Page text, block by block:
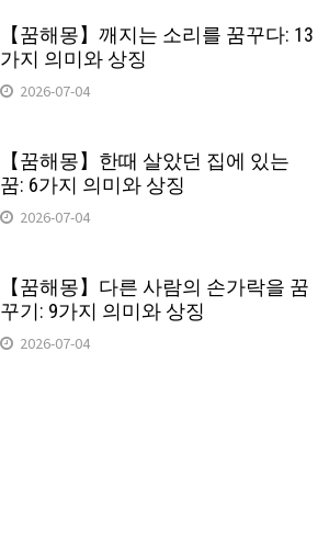
【꿈해몽】깨지는 소리를 꿈꾸다: 13
가지 의미와 상징
2026-07-04
【꿈해몽】한때 살았던 집에 있는
꿈: 6가지 의미와 상징
2026-07-04
【꿈해몽】다른 사람의 손가락을 꿈
꾸기: 9가지 의미와 상징
2026-07-04